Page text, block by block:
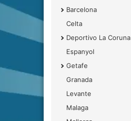
Barcelona
Celta
Deportivo La Coruna
Espanyol
Getafe
Granada
Levante
Malaga